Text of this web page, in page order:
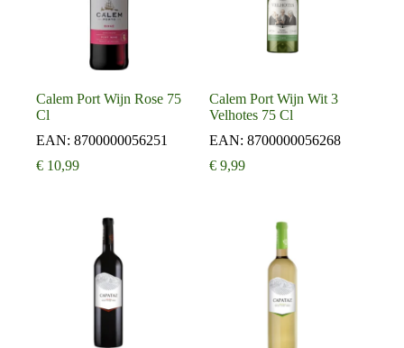
Calem Port Wijn Rose 75
Cl
EAN: 8700000056251
€ 10,99
Calem Port Wijn Wit 3
Velhotes 75 Cl
EAN:8700000056268
€ 9,99